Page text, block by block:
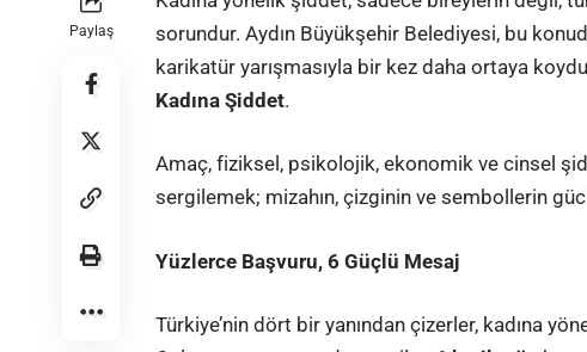
Paylaş
sorundur. Aydın Büyükşehir Belediyesi, bu
karikatür yarışmasıyla bir kez daha ortaya
Kadına Şiddet.
Amaç, fiziksel, psikolojik, ekonomik ve cinsel
sergilemek; mizahın, çizginin ve sembollerin
Yüzlerce Başvuru, 6 Güçlü Mesaj
Türkiye’nin dört bir yanından çizerler, kadına